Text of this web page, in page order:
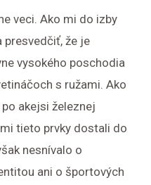
veci. Ako mi do izby
presvedčiť, že je
vysokého poschodia
s ružami. Ako
akejsi železnej
tieto prvky dostali do
nesnívalo o
ani o športových